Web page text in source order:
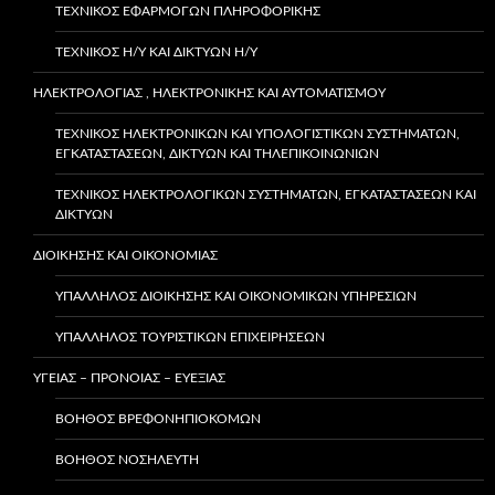
ΤΕΧΝΙΚΌΣ ΕΦΑΡΜΟΓΏΝ ΠΛΗΡΟΦΟΡΙΚΉΣ
ΤΕΧΝΙΚΌΣ Η/Υ ΚΑΙ ΔΙΚΤΎΩΝ Η/Υ
ΗΛΕΚΤΡΟΛΟΓΙΑΣ , ΗΛΕΚΤΡΟΝΙΚΗΣ ΚΑΙ ΑΥΤΟΜΑΤΙΣΜΟΥ
ΤΕΧΝΙΚΌΣ ΗΛΕΚΤΡΟΝΙΚΏΝ ΚΑΙ ΥΠΟΛΟΓΙΣΤΙΚΏΝ ΣΥΣΤΗΜΆΤΩΝ,
ΕΓΚΑΤΑΣΤΆΣΕΩΝ, ΔΙΚΤΎΩΝ ΚΑΙ ΤΗΛΕΠΙΚΟΙΝΩΝΙΏΝ
ΤΕΧΝΙΚΌΣ ΗΛΕΚΤΡΟΛΟΓΙΚΏΝ ΣΥΣΤΗΜΆΤΩΝ, ΕΓΚΑΤΑΣΤΆΣΕΩΝ ΚΑΙ
ΔΙΚΤΎΩΝ
ΔΙΟΙΚΗΣΗΣ ΚΑΙ ΟΙΚΟΝΟΜΙΑΣ
ΥΠΆΛΛΗΛΟΣ ΔΙΟΊΚΗΣΗΣ ΚΑΙ ΟΙΚΟΝΟΜΙΚΏΝ ΥΠΗΡΕΣΙΏΝ
ΥΠΑΛΛΗΛΟΣ ΤΟΥΡΙΣΤΙΚΩΝ ΕΠΙΧΕΙΡΗΣΕΩΝ
ΥΓΕΙΑΣ – ΠΡΟΝΟΙΑΣ – ΕΥΕΞΙΑΣ
ΒΟΗΘΌΣ ΒΡΕΦΟΝΗΠΙΟΚΌΜΩΝ
ΒΟΗΘΌΣ ΝΟΣΗΛΕΥΤΉ